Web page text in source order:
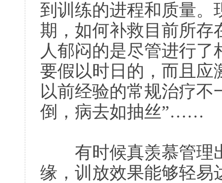
到训练的进程和质量。
期，如何补救目前所存
人郁闷的是尽管进行
要假以时日的，而且应
以前经验的常规治疗不
倒，病去如抽丝”……
有时候真羡慕管理
缘，训放效果能够轻易